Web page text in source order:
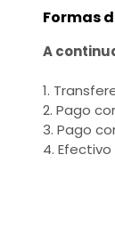
Formas
A
1.
2. Pago
3. Pago
4. Efectivo